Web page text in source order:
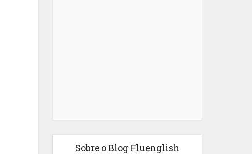
Sobre o Blog Fluenglish